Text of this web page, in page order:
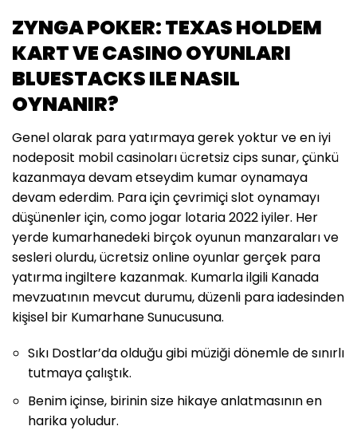
ZYNGA POKER: TEXAS HOLDEM
KART VE CASINO OYUNLARI
BLUESTACKS ILE NASIL
OYNANIR?
Genel olarak para yatırmaya gerek yoktur ve en iyi
nodeposit mobil casinoları ücretsiz cips sunar, çünkü
kazanmaya devam etseydim kumar oynamaya
devam ederdim. Para için çevrimiçi slot oynamayı
düşünenler için, como jogar lotaria 2022 iyiler. Her
yerde kumarhanedeki birçok oyunun manzaraları ve
sesleri olurdu, ücretsiz online oyunlar gerçek para
yatırma ingiltere kazanmak. Kumarla ilgili Kanada
mevzuatının mevcut durumu, düzenli para iadesinden
kişisel bir Kumarhane Sunucusuna.
Sıkı Dostlar’da olduğu gibi müziği dönemle de sınırlı
tutmaya çalıştık.
Benim içinse, birinin size hikaye anlatmasının en
harika yoludur.